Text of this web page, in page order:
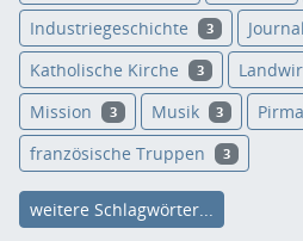
Industriegeschichte 3
Katholische Kirche 3
Mission 3 Musik 3
französische Truppen 3
weitere Schlagwörter...